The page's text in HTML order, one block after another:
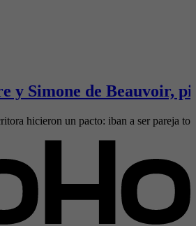
y Simone de Beauvoir,
hicieron un pacto: iban a ser pareja